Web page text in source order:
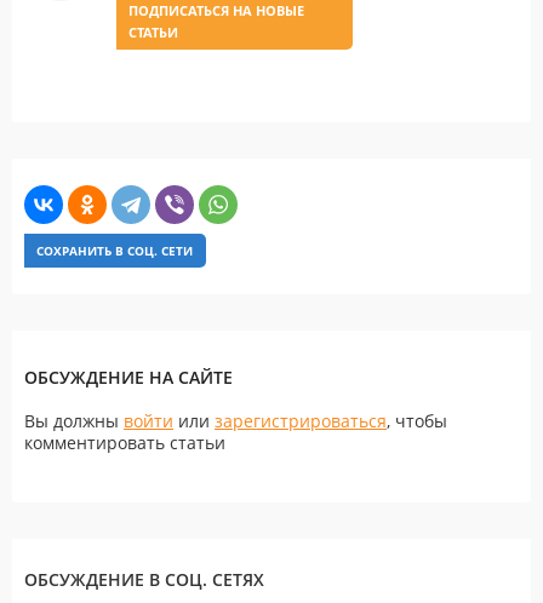
ПОДПИСАТЬСЯ НА НОВЫЕ
СТАТЬИ
СОХРАНИТЬ В СОЦ. СЕТИ
ОБСУЖДЕНИЕ НА САЙТЕ
Вы должны войти или зарегистрироваться, чтобы
комментировать статьи
ОБСУЖДЕНИЕ В СОЦ. СЕТЯХ